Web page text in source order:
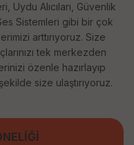
Uydu Alıcıları, Güvenlik
Sistemleri gibi bir çok
arttırıyoruz. Size
tek merkezden
özenle hazırlayıp
size ulaştırıyoruz.